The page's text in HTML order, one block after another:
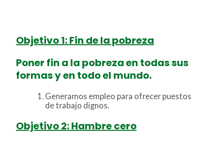
Objetivo 1: Fin de la pobreza
Poner fin a la pobreza en todas sus
formas y en todo el mundo.
Generamos empleo para ofrecer puestos
de trabajo dignos.
Objetivo 2: Hambre cero